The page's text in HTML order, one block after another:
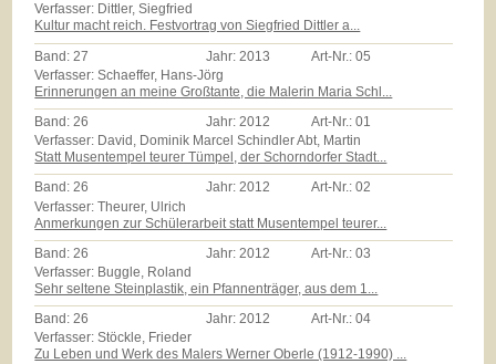
Verfasser: Dittler, Siegfried
Kultur macht reich. Festvortrag von Siegfried Dittler a...
Band: 27 Jahr: 2013 Art-Nr.:05
Verfasser: Schaeffer, Hans-Jörg
Erinnerungen an meine Großtante, die Malerin Maria Schl...
Band:26 Jahr:2012 Art-Nr.:01
Verfasser: David, Dominik Marcel Schindler Abt, Martin
Statt Musentempel teurer Tümpel, der Schorndorfer Stadt...
Band:26 Jahr:2012 Art-Nr.:02
Verfasser: Theurer, Ulrich
Anmerkungen zur Schülerarbeit statt Musentempel teurer...
Band:26 Jahr:2012 Art-Nr.:03
Verfasser: Buggle, Roland
Sehr seltene Steinplastik, ein Pfannenträger, aus dem 1...
Band:26 Jahr:2012 Art-Nr.:04
Verfasser: Stöckle, Frieder
Zu Leben und Werk des Malers Werner Oberle (1912-1990) ...